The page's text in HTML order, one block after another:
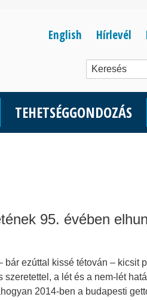
English Hírlevél
TEHETSÉGGONDOZÁS
95. évében
bár ezúttal kissé tétován – kicsit
szeretettel, a lét és a nem-lét
2014-ben a budapesti